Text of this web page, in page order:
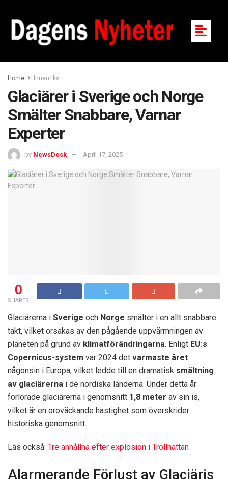
Home Innenriks
Glaciärer i Sverige och Norge
Smälter Snabbare, Varnar
Experter
by NewsDesk April 17, 2025
0
SHARES
Glaciärerna i Sverige och Norge smälter i en allt snabbare
takt, vilket orsakas av den pågående uppvärmningen av
planeten på grund av klimatförändringarna. Enligt EU:s
Copernicus-system var 2024 det varmaste året
någonsin i Europa, vilket ledde till en dramatisk smältning
av glaciärerna i de nordiska länderna. Under detta år
förlorade glaciärerna i genomsnitt 1,8 meter av sin is,
vilket är en oroväckande hastighet som överskrider
historiska genomsnitt.
Läs också: Tre anhållna efter explosion i Trollhättan
Alarmerande Förlust av Glaciäris